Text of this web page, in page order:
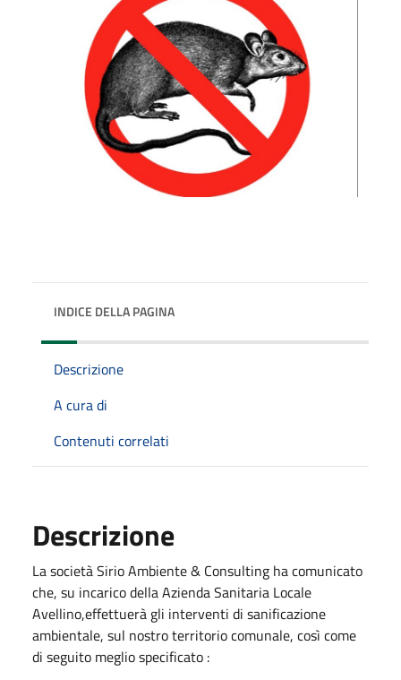
INDICE DELLA PAGINA
Descrizione
A cura di
Contenuti correlati
Descrizione
La società Sirio Ambiente & Consulting ha comunicato
che, su incarico della Azienda Sanitaria Locale
Avellino,effettuerà gli interventi di sanificazione
ambientale, sul nostro territorio comunale, così come
di seguito meglio specificato :